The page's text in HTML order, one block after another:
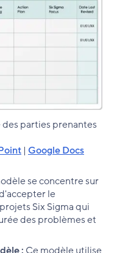
parties prenantes
| Google Docs
se concentre sur
le
Six Sigma qui
des problèmes et